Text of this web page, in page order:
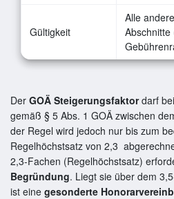
Gültigkeit
Alle
Der GOÄ Steigerungsfaktordarf bei
gemäß § 5 Abs. 1 GOÄ zwischen
der Regel wird jedoch nur bis zum
Regelhöchstsatz von 2,3
2,3-Fachen (Regelhöchstsatz)
Begründung. Liegt sie über dem
ist eine gesonderte